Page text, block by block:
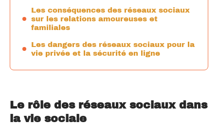
Les conséquences des réseaux sociaux
sur les relations amoureuses et
familiales
Les dangers des réseaux sociaux pour la
vie privée et la sécurité en ligne
Le rôle des réseaux sociaux dans
la vie sociale